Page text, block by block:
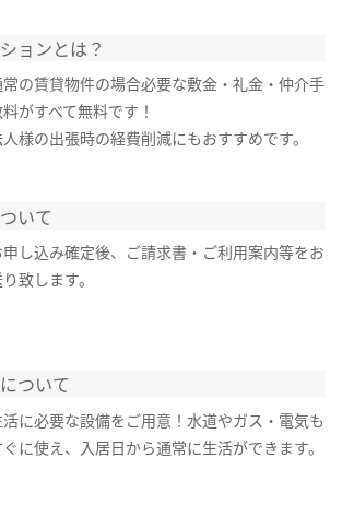
ョンとは？
の賃貸物件の場合必要な敷金・礼金・仲介手
がすべて無料です！
人様の出張時の経費削減にもおすすめです。
いて
申し込み確定後、ご請求書・ご利用案内等をお
致します。
ついて
活に必要な設備をご用意！水道やガス・電気も
ぐに使え、入居日から通常に生活ができます。